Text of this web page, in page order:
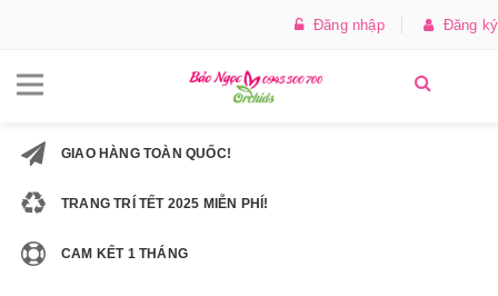
Đăng nhập Đăng ký
GIAO HÀNG TOÀN QUỐC!
TRANG TRÍ TẾT 2025 MIỄN PHÍ!
CAM KẾT 1 THÁNG